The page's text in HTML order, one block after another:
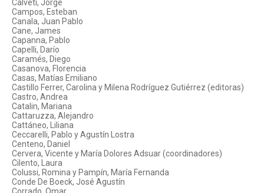
Calveti, Jorge
Campos, Esteban
Canala, Juan Pablo
Cane, James
Capanna, Pablo
Capelli, Darío
Caramés, Diego
Casanova, Florencia
Casas, Matías Emiliano
Castillo Ferrer, Carolina y Milena Rodríguez Gutiérrez (editoras)
Castro, Andrea
Catalin, Mariana
Cattaruzza, Alejandro
Cattáneo, Liliana
Ceccarelli, Pablo y Agustín Lostra
Centeno, Daniel
Cervera, Vicente y María Dolores Adsuar (coordinadores)
Cilento, Laura
Colussi, Romina y Pampín, María Fernanda
Conde De Boeck, José Agustín